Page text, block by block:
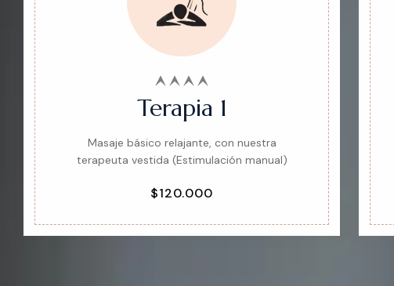
Terapia 1
Masaje básico relajante, con nuestra
terapeuta vestida (Estimulación manual)
$120.000